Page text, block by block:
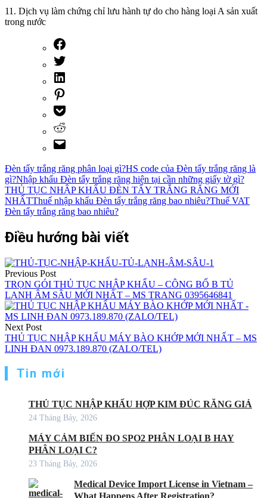
11. Dịch vụ làm chứng chỉ lưu hành tự do cho hàng loại A sản xuất
trong nước
Đèn tẩy trắng răng phân loại gì?HS code của Đèn tẩy trắng răng là
gì?Nhập khẩu Đèn tẩy trắng răng hiện tại cần những giấy tờ gì?
THỦ TỤC NHẬP KHẨU ĐÈN TẨY TRẮNG RĂNG MỚI
NHẤTThuế nhập khẩu Đèn tẩy trắng răng bao nhiêu?Thuế VAT
Đèn tẩy trắng răng bao nhiêu?
Điều hướng bài viết
Previous Post
TRỌN GÓI THỦ TỤC NHẬP KHẨU – CÔNG BỐ B TỦ
LẠNH ÂM SÂU MỚI NHẤT – MS TRANG 0395646841
Next Post
THỦ TỤC NHẬP KHẨU MÁY BÀO KHỚP MỚI NHẤT – MS
LINH ĐAN 0973.189.870 (ZALO/TEL)
Tin mới
THỦ TỤC NHẬP KHẨU HỢP KIM ĐÚC RĂNG GIẢ
24 Tháng Bảy, 2026
MÁY CẢM BIẾN ĐO SPO2 PHÂN LOẠI B HAY
PHÂN LOẠI C?
23 Tháng Bảy, 2026
Medical Device Import License in Vietnam –
What Happens After Registration?